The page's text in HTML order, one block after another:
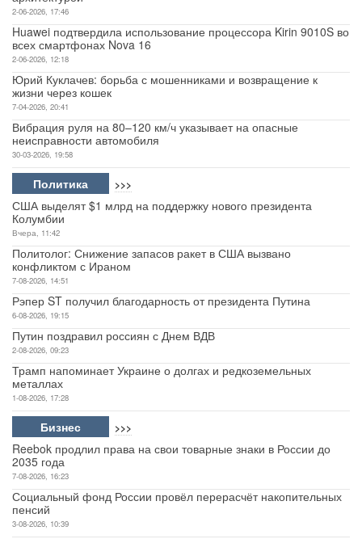
2-06-2026, 17:46
Huawei подтвердила использование процессора Kirin 9010S во
всех смартфонах Nova 16
2-06-2026, 12:18
Юрий Куклачев: борьба с мошенниками и возвращение к
жизни через кошек
7-04-2026, 20:41
Вибрация руля на 80–120 км/ч указывает на опасные
неисправности автомобиля
30-03-2026, 19:58
Политика >>>
США выделят $1 млрд на поддержку нового президента
Колумбии
Вчера, 11:42
Политолог: Снижение запасов ракет в США вызвано
конфликтом с Ираном
7-08-2026, 14:51
Рэпер ST получил благодарность от президента Путина
6-08-2026, 19:15
Путин поздравил россиян с Днем ВДВ
2-08-2026, 09:23
Трамп напоминает Украине о долгах и редкоземельных
металлах
1-08-2026, 17:28
Бизнес >>>
Reebok продлил права на свои товарные знаки в России до
2035 года
7-08-2026, 16:23
Социальный фонд России провёл перерасчёт накопительных
пенсий
3-08-2026, 10:39